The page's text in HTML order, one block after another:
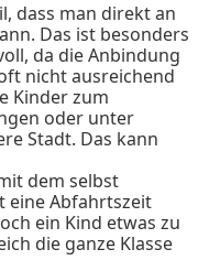
dass man direkt an
Das ist besonders
da die Anbindung
nicht ausreichend
Kinder zum
oder unter
Stadt. Das kann
dem selbst
eine Abfahrtszeit
ein Kind etwas zu
die ganze Klasse